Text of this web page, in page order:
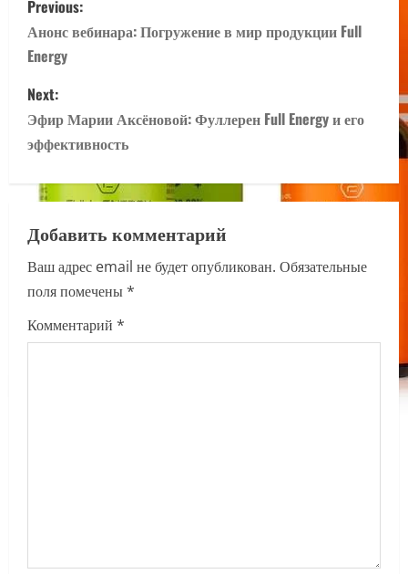
o
s
t
n
a
v
i
g
a
Previous:
Анонс вебинара: Погружение в мир продукции Full
Energy
Next:
Эфир Марии Аксёновой: Фуллерен Full Energy и его
эффективность
Добавить комментарий
Ваш адрес email не будет опубликован. Обязательные
поля помечены*
Комментарий *